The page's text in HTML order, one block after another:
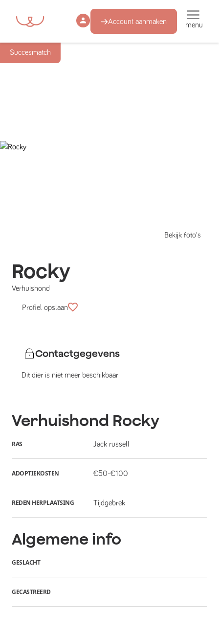
Account aanmaken menu
Succesmatch
Bekijk foto's
Rocky
Verhuishond
Profiel opslaan
Contactgegevens
Dit dier is niet meer beschikbaar
Verhuishond Rocky
RAS Jack russell
ADOPTIEKOSTEN €50-€100
REDEN HERPLAATSING Tijdgebrek
Algemene info
GESLACHT
GECASTREERD